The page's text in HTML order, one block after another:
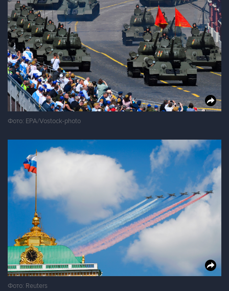
Фото: EPA/Vostock-photo
Фото: Reuters